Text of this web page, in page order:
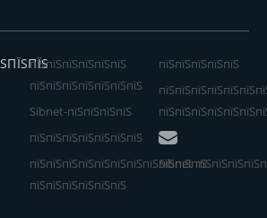
пїЅпїЅпїЅпїЅпїЅпїЅ
пїЅпїЅпїЅпїЅпїЅпїЅпїЅ
Sibnet-пїЅпїЅпїЅпїЅ
пїЅпїЅпїЅпїЅпїЅ
пїЅпїЅпїЅпїЅпїЅпїЅпїЅ
пїЅпїЅпїЅпїЅпїЅпїЅпїЅпїЅпїЅпїЅпїЅ
пїЅпїЅпїЅпїЅпїЅпїЅ
Sibnet